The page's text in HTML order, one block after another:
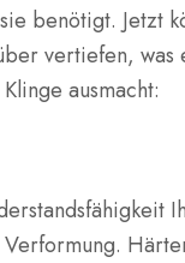
benötigt. Jetzt
vertiefen, was
ausmacht: